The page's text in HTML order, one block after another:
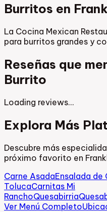
Burritos en
La Cocina Mexican
para burritos grandes y
Reseñas que
Burrito
Loading reviews…
Explora Más
Descubre más
próximo favorito en
Carne AsadaEnsalada de
TolucaCarnitas Mi
RanchoQuesabirria
Ver Menú Completo